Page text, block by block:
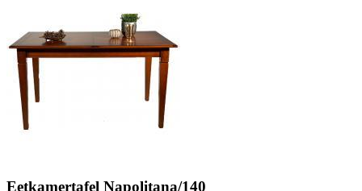
Eetkamertafel Napolitana/140